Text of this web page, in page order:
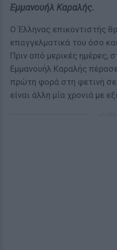
Εμμανουήλ Καραλής.
Ο Έλληνας επικοντιστής
επαγγελματικά του όσο
Πριν από μερικές ημέρες,
Εμμανουήλ Καραλής
πρώτη φορά στη φετινή
είναι άλλη μία χρονιά με